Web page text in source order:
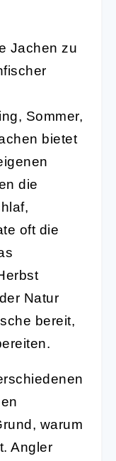
Jachen zu
Sommer,
bietet
die
oft die
Natur
bereit,
warum
Angler